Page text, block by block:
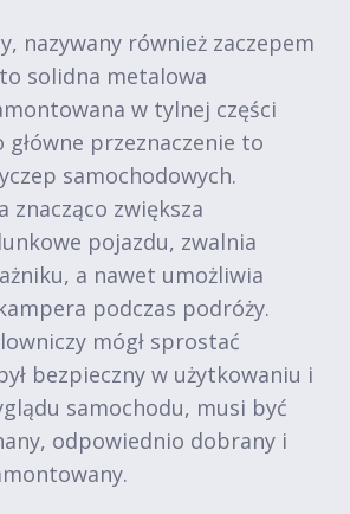
nazywany również zaczepem
solidna metalowa
w tylnej części
główne przeznaczenie to
samochodowych.
znacząco zwiększa
pojazdu, zwalnia
a nawet umożliwia
podczas podróży.
mógł sprostać
bezpieczny w użytkowaniu i
samochodu, musi być
odpowiednio dobrany i